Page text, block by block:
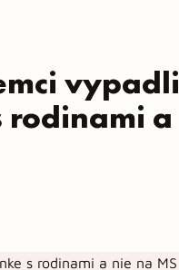
vypadli
rodinami a